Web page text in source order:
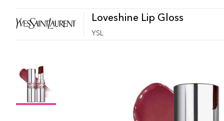
Loveshine Lip Gloss
YSL